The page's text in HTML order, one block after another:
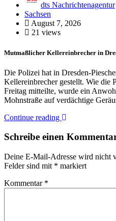
dts Nachrichtenagentur
Sachsen
August 7, 2026
21 views
Mutmaßlicher Kellereinbrecher in
Die Polizei hat in Dresden-
Kellereinbrecher gestellt. Wie die
Freitag mitteilte, wurde ein
Mohnstraße auf verdächtige
Continue reading
Schreibe einen
Deine E-Mail-Adresse wird nicht
Felder sind mit * markiert
Kommentar *